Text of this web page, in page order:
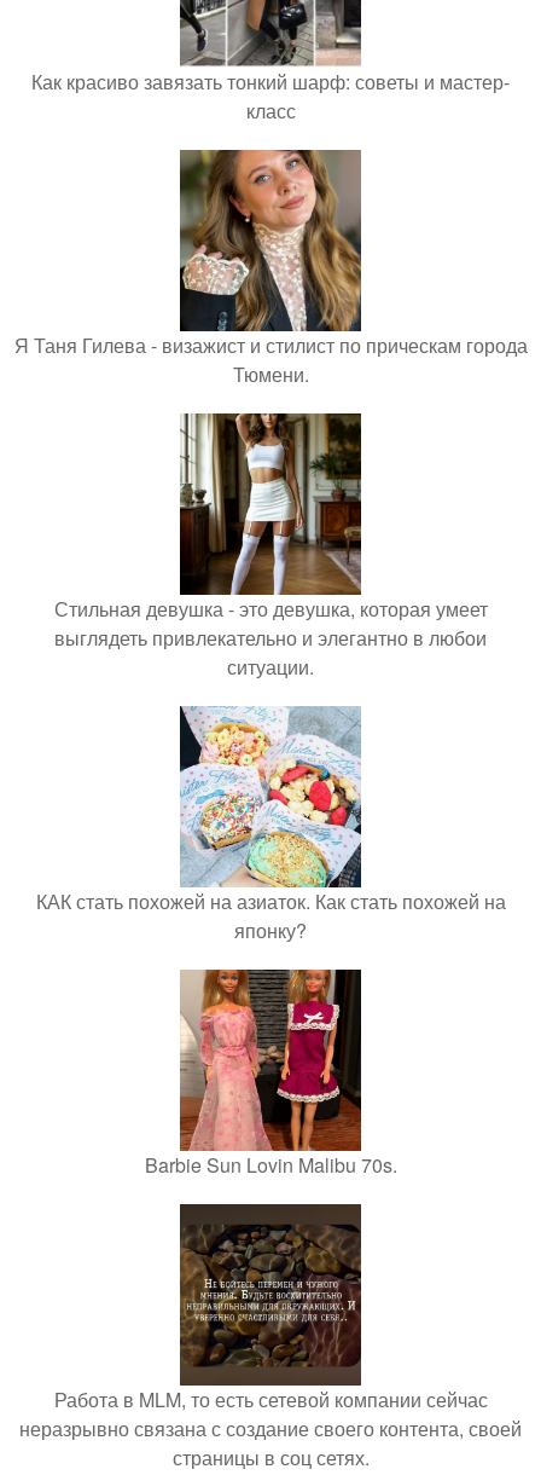
Как красиво завязать тонкий шарф: советы и мастер-
класс
Я Таня Гилева - визажист и стилист по прическам города
Тюмени.
Стильная девушка - это девушка, которая умеет
выглядеть привлекательно и элегантно в любои
ситуации.
КАК стать похожей на азиаток. Как стать похожей на
японку?
Barbie Sun Lovin Malibu 70s.
Работа в MLM, то есть сетевой компании сейчас
неразрывно связана с создание своего контента, своей
страницы в соц сетях.